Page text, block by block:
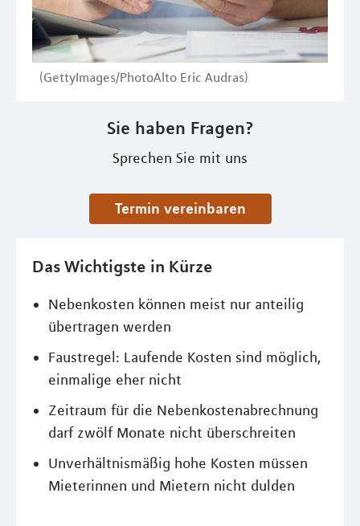
(GettyImages/PhotoAlto Eric Audras)
Sie haben Fragen?
Sprechen Sie mit uns
Termin vereinbaren
Das Wichtigste in Kürze
Nebenkosten können meist nur anteilig
übertragen werden
Faustregel: Laufende Kosten sind möglich,
einmalige eher nicht
Zeitraum für die Nebenkostenabrechnung
darf zwölf Monate nicht überschreiten
Unverhältnismäßig hohe Kosten müssen
Mieterinnen und Mietern nicht dulden